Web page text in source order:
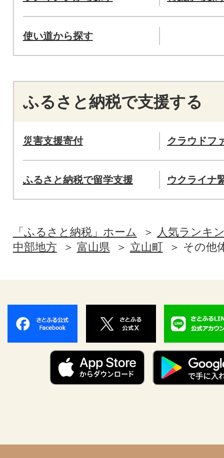
使い道から探す
ふるさと納税で支援する
災害支援寄付 クラウドフ
ふるさと納税で留学支援 ウクライナ
「ふるさと納税」ホーム
人気ランキ
中部地方
富山県 立山町 その他